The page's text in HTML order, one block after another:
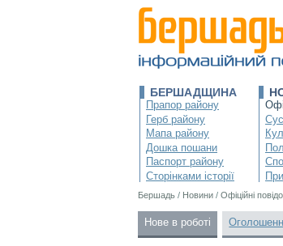
БЕРШАДЩИНА
Прапор району
Герб району
Мапа району
Дошка пошани
Паспорт району
Сторінками історії
Бершадь / Новини / Офіційні
Нове в роботі